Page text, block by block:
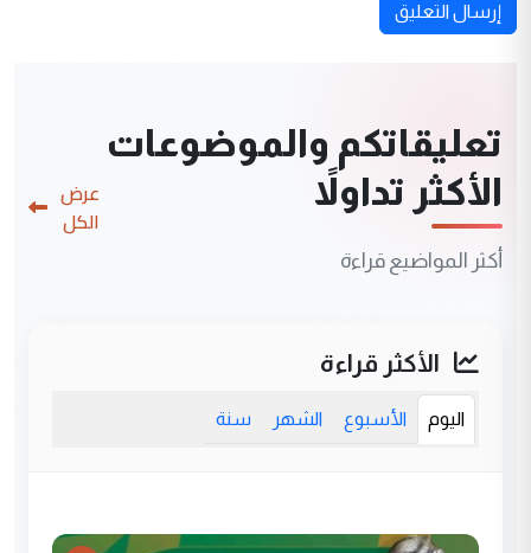
إرسال التعليق
تعليقاتكم والموضوعات
الأكثر تداولاً
أكثر المواضيع قراءة
عرض
الكل
الأكثر قراءة
اليوم الأسبوع الشهر سنة